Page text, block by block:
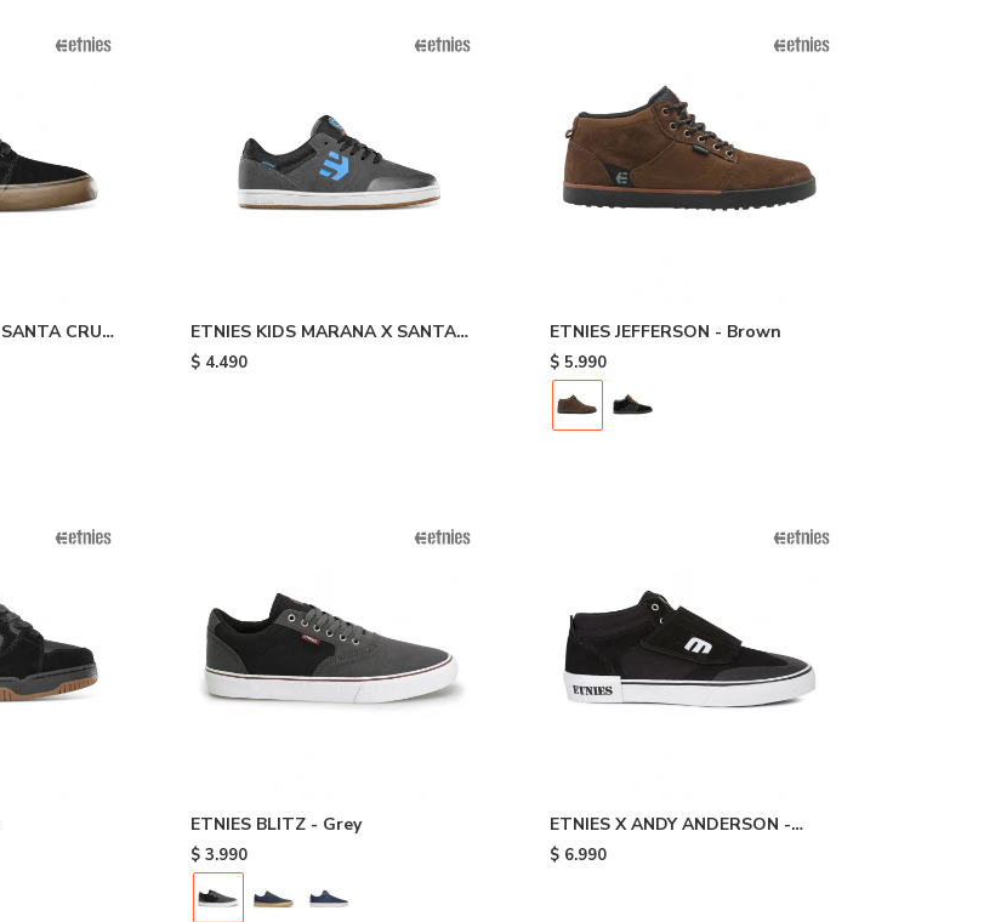
CRUZ
ETNIES KIDS MARANA X SANTA
CRUZ - Grey
$ 4.490
ETNIES JEFFERSON - Brown
$ 5.990
ETNIES BLITZ - Grey
$ 3.990
ETNIES X ANDY ANDERSON -
Black
$ 6.990